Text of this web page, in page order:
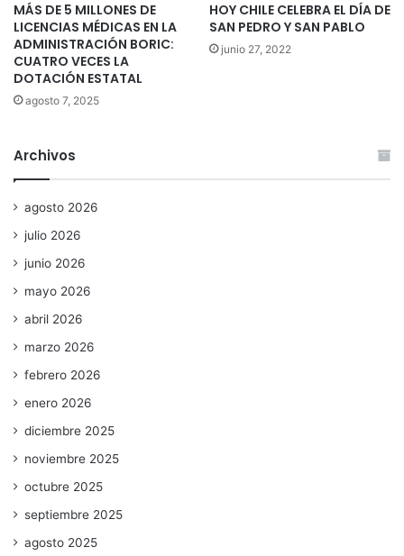
MÁS DE 5 MILLONES DE
LICENCIAS MÉDICAS EN LA
ADMINISTRACIÓN BORIC:
CUATRO VECES LA
DOTACIÓN ESTATAL
agosto 7, 2025
HOY CHILE CELEBRA EL DÍA DE
SAN PEDRO Y SAN PABLO
junio 27, 2022
Archivos
agosto 2026
julio 2026
junio 2026
mayo 2026
abril 2026
marzo 2026
febrero 2026
enero 2026
diciembre 2025
noviembre 2025
octubre 2025
septiembre 2025
agosto 2025